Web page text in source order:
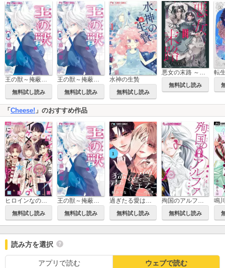
王の獣～掩蔽のアルカナ～
無料試し読み
王の獣～掩蔽のアルカナ～【マイクロ】
無料試し読み
水神の生贄
無料試し読み
悪女の末路 ～悪役令嬢は究極の愛を手に入れる～アンソロジーコミック
無料試し読み
「 Cheese! 」のおすすめ作品
ヒロインなのに、イケメンアイドル♂になりました!?
無料試し読み
王の獣～掩蔽のアルカナ～
無料試し読み
過ぎたる愛は猛毒【マイクロ】
無料試し読み
殉国のアルファ～オメガ・ベルサイユ～
無料試し読み
読み方を選択
アプリで読む ウェブで読む